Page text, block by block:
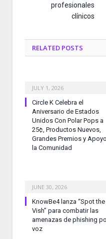
profesionales
clínicos
RELATED POSTS
JULY 1, 2026
Circle K Celebra el
Aniversario de Estados
Unidos Con Polar Pops a
25¢, Productos Nuevos,
Grandes Premios y
la Comunidad
JUNE 30, 2026
KnowBe4 lanza “Spot the
Vish” para combatir las
amenazas de phishing
voz